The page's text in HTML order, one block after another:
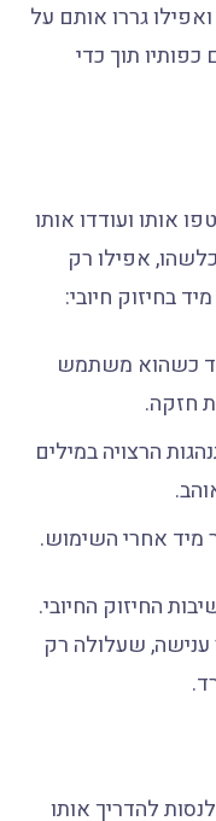
גררו אותם על
תוך כדי
אותו ועודדו אותו
אפילו רק
בחיזוק חיובי:
כשהוא משתמש
חזקה.
הרצויה במילים
אחרי השימוש.
החיזוק החיובי.
ענישה, שעלולה רק
להדריך אותו